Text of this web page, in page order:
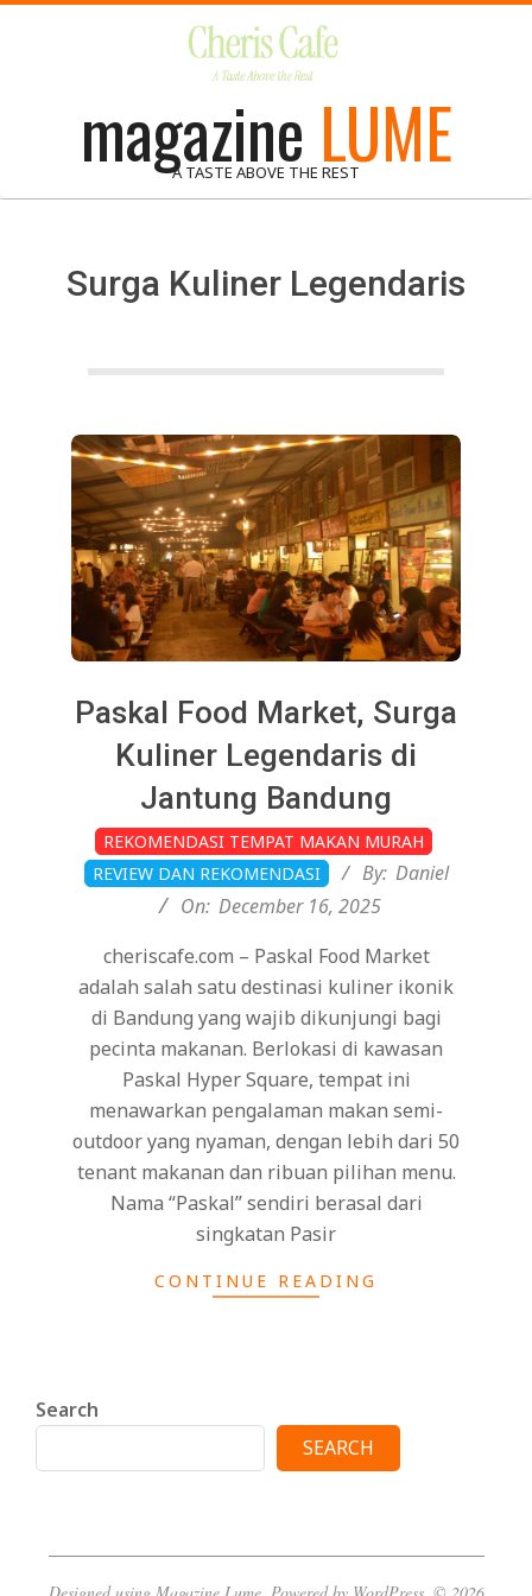
magazine LUME
A TASTE ABOVE THE REST
Surga Kuliner Legendaris
Paskal Food Market, Surga
Kuliner Legendaris di
Jantung Bandung
2025-
12-
16
REKOMENDASI TEMPAT MAKAN MURAH
REVIEW DAN REKOMENDASI
By: Daniel
On: December 16, 2025
cheriscafe.com – Paskal Food Market
adalah salah satu destinasi kuliner ikonik
di Bandung yang wajib dikunjungi bagi
pecinta makanan. Berlokasi di kawasan
Paskal Hyper Square, tempat ini
menawarkan pengalaman makan semi-
outdoor yang nyaman, dengan lebih dari 50
tenant makanan dan ribuan pilihan menu.
Nama “Paskal” sendiri berasal dari
singkatan Pasir
CONTINUE READING
Search
SEARCH
Designed using Magazine Lume. Powered by WordPress. © 2026